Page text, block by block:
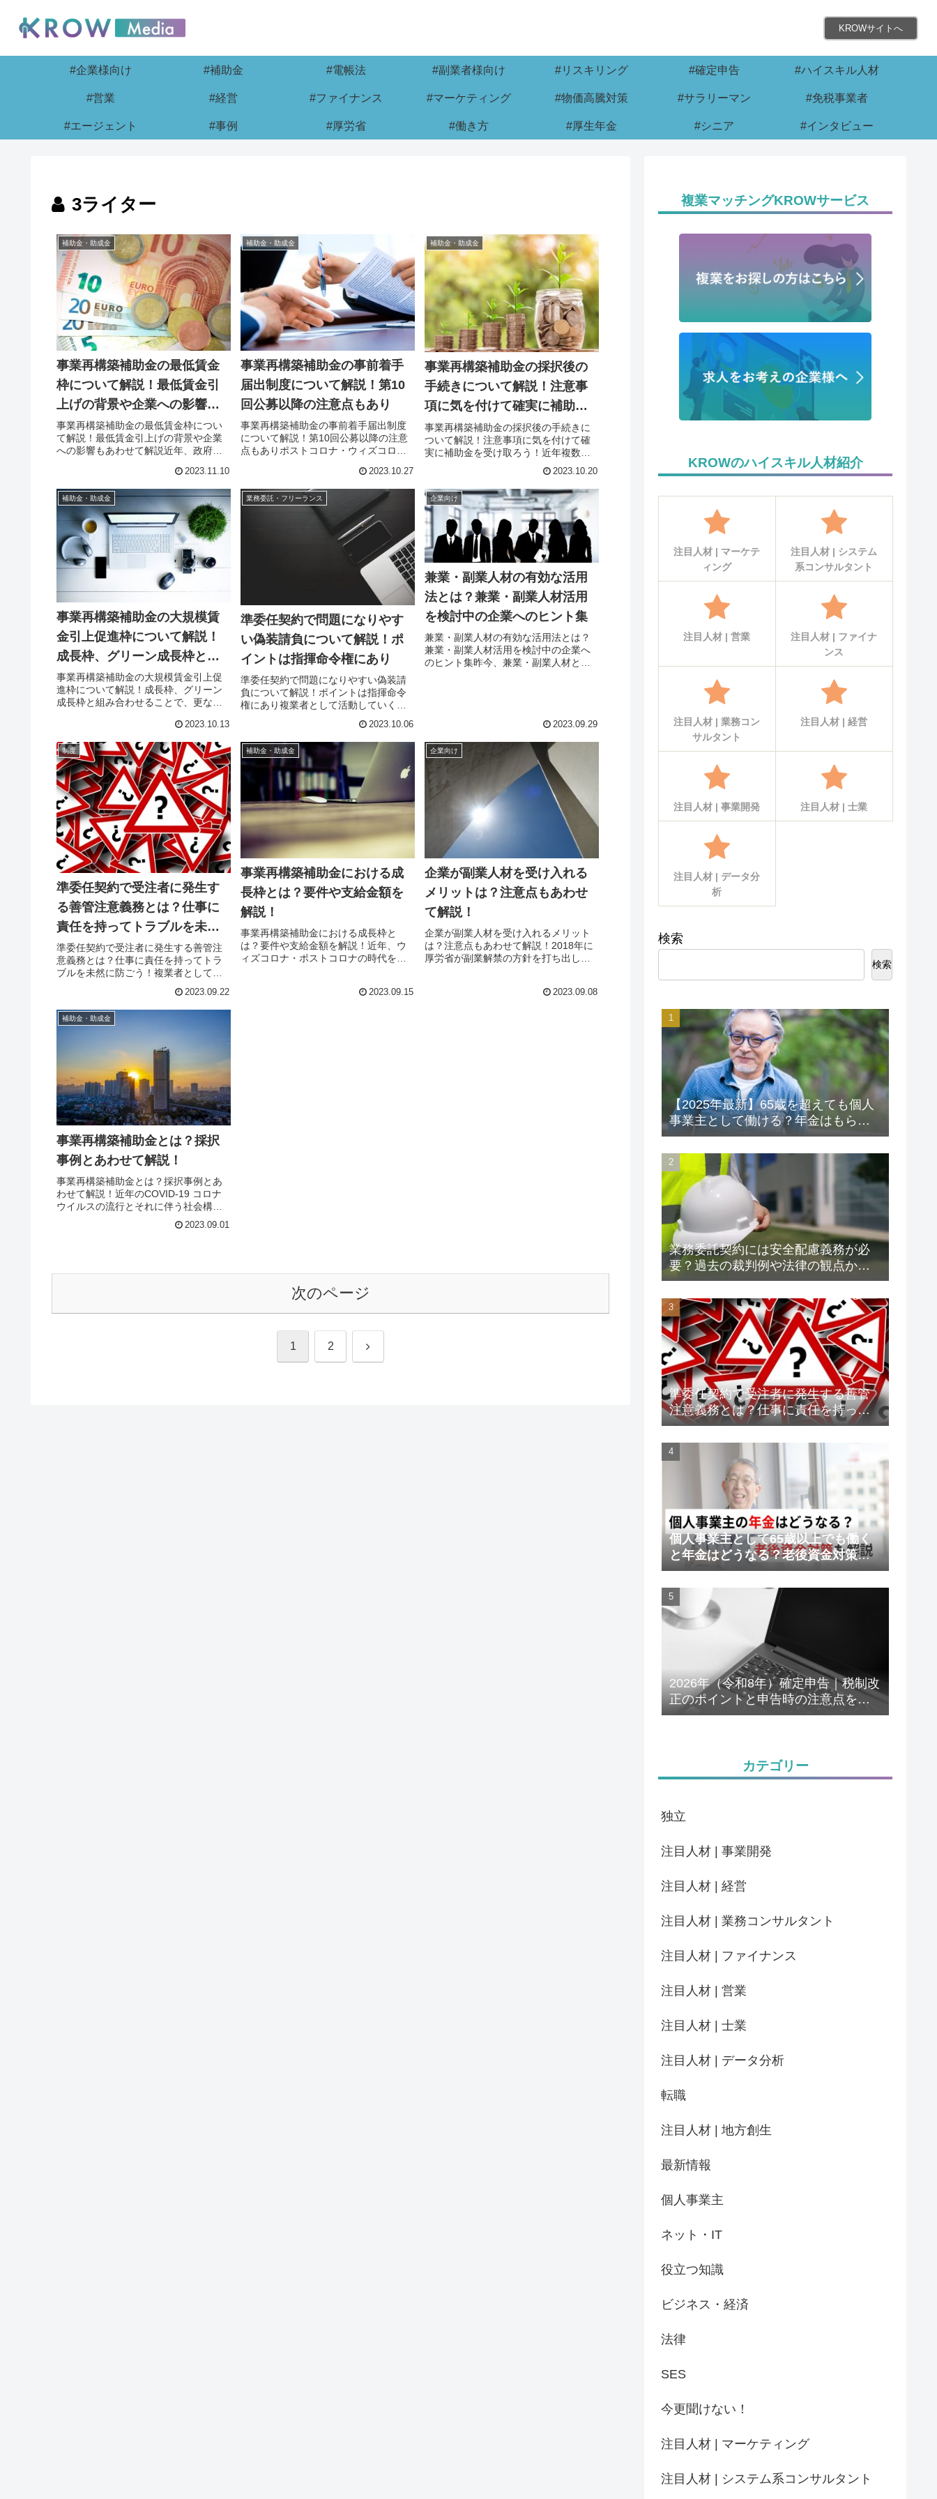
KROWサイトへ
#企業様向け #補助金 #電帳法 #副業者様向け #リスキリング #確定申告 #ハイスキル人材
#営業 #経営 #ファイナンス #マーケティング #物価高騰対策 #サラリーマン #免税事業者
#エージェント #事例 #厚労省 #働き方 #厚生年金 #シニア #インタビュー
3ライター
補助金・助成金
事業再構築補助金の最低賃金
枠について解説！最低賃金引
上げの背景や企業への影響も
あわせて解説
事業再構築補助金の最低賃金枠につい
て解説！最低賃金引上げの背景や企業
への影響もあわせて解説近年、政府は
取り組みを行っています。その一環で
コロナ禍の時勢にスタートした事業再
構築補助金の一部として、最低賃金の
引...
2023.11.10
補助金・助成金
事業再構築補助金の事前着手
届出制度について解説！第10
回公募以降の注意点もあり
事業再構築補助金の事前着手届出制度
について解説！第10回公募以降の注意
点もありポストコロナ・ウィズコロナ
援するため、この数年事業再構築補助
金が何度も公募されています。申請が
認められれば支援を受けられる一方、...
2023.10.27
補助金・助成金
事業再構築補助金の採択後の
手続きについて解説！注意事
項に気を付けて確実に補助金
を受け取ろう！
事業再構築補助金の採択後の手続きに
ついて解説！注意事項に気を付けて確
実に補助金を受け取ろう！近年複数回
に渡り、事業再構築補助金の公募が行
われています。補助金を求める事業者
の多くは入念な準備のもと、申請を行
うことでしょう。申請後、希望通り補
助...
2023.10.20
補助金・助成金
事業再構築補助金の大規模賃
金引上促進枠について解説！
成長枠、グリーン成長枠と組
み合わせることで、更なる補
助が期待できる可能性も！
事業再構築補助金の大規模賃金引上促
進枠について解説！成長枠、グリーン
成長枠と組み合わせることで、更なる
小規模～中規模企業の支援を目的とし
て、政府による事業再構築補助金制度
が複数回公募されています。最近の公
募...
2023.10.13
業務委託・フリーランス
準委任契約で問題になりやす
い偽装請負について解説！ポ
イントは指揮命令権にあり
準委任契約で問題になりやすい偽装請
負について解説！ポイントは指揮命令
権にあり複業者として活動していく
と、様々な雇用形態で働くケースが考
えられるでしょう。しかし、準委任契
約などの業務委託を受注する場合、状
況によっては偽装請負と判断され、労
働者...
2023.10.06
企業向け
兼業・副業人材の有効な活用
法とは？兼業・副業人材活用
を検討中の企業へのヒント集
兼業・副業人材の有効な活用法とは？
兼業・副業人材活用を検討中の企業へ
のヒント集昨今、兼業・副業人材と、
2023.09.29
制度
準委任契約で受注者に発生す
る善管注意義務とは？仕事に
責任を持ってトラブルを未然
に防ごう！
準委任契約で受注者に発生する善管注
意義務とは？仕事に責任を持ってトラ
ブルを未然に防ごう！複業者として活
する業務委託契約を締結する場合があ
るでしょう。本記事では、準委任契約
を締結した際に受注者に課せられる善
2023.09.22
補助金・助成金
事業再構築補助金における成
長枠とは？要件や支給金額を
解説！
事業再構築補助金における成長枠と
は？要件や支給金額を解説！近年、ウ
ィズコロナ・ポストコロナの時代を迎
変革が求められている企業は少なくあ
2023.09.15
企業向け
企業が副業人材を受け入れる
メリットは？注意点もあわせ
て解説！
企業が副業人材を受け入れるメリット
は？注意点もあわせて解説！2018年に
厚労省が副業解禁の方針を打ち出し、
きています。この記事では、企業が副
2023.09.08
補助金・助成金
事業再構築補助金とは？採択
事例とあわせて解説！
事業再構築補助金とは？採択事例とあ
わせて解説！近年のCOVID-19 コロナ
ウイルスの流行とそれに伴う社会構造
の変化は、多数の企業に少なからぬ変
化を与えました。新しい社会や生活様
2023.09.01
次のページ
1 2 次
複業マッチングKROWサービス
KROWのハイスキル人材紹介
注目人材 | マーケテ
ィング
注目人材 | システム
系コンサルタント
注目人材 | 営業
注目人材 | ファイナ
ンス
注目人材 | 業務コン
サルタント
注目人材 | 経営
注目人材 | 事業開発 注目人材 | 士業
注目人材 | データ分
析
検索
検索
【2025年最新】65歳を超えても個人
事業主として働ける？年金はもらえ
る？老後資金対策も解説！
業務委託契約には安全配慮義務が必
要？過去の裁判例や法律の観点から
解説します！
準委任契約で受注者に発生する善管
注意義務とは？仕事に責任を持って
トラブルを未然に防ごう！
個人事業主として65歳以上でも働く
と年金はどうなる？老後資金対策も
解説
2026年（令和8年）確定申告｜税制改
正のポイントと申告時の注意点をわ
かりやすく解説
カテゴリー
独立
注目人材 | 事業開発
注目人材 | 経営
注目人材 | 業務コンサルタント
注目人材 | ファイナンス
注目人材 | 営業
注目人材 | 士業
注目人材 | データ分析
転職
注目人材 | 地方創生
最新情報
個人事業主
ネット・IT
役立つ知識
ビジネス・経済
法律
SES
今更聞けない！
注目人材 | マーケティング
注目人材 | システム系コンサルタント